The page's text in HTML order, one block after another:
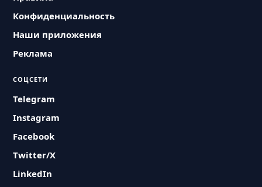
Конфиденциальность
Наши приложения
Реклама
СОЦСЕТИ
Telegram
Instagram
Facebook
Twitter/X
LinkedIn